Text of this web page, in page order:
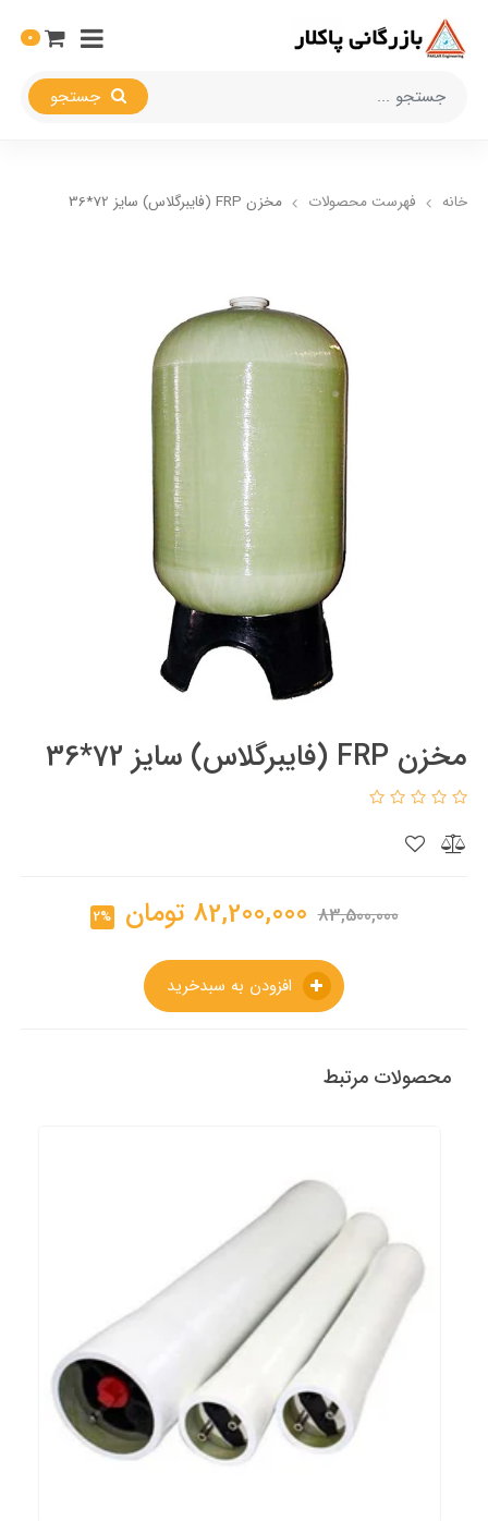
0
خانه فهرست محصولات مخزن FRP (فایبرگلاس) سایز 72*36
مخزن FRP (فایبرگلاس) سایز 72*36
83,500,000
82,200,000 تومان 2%
محصولات مرتبط